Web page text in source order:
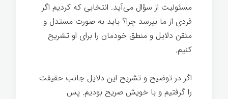
مسئولیت از سؤال می‌آید. انتخابی که کردیم اگر
فردی از ما بپرسد چرا؟ باید به صورت مستدل و
متقن دلایل و منطق خودمان را برای او تشریح
کنیم.
اگر در توضیح و تشریح این دلایل جانب حقیقت
را گرفتیم و با خویش صریح بودیم. پس